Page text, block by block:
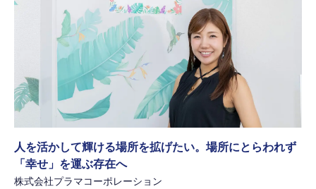
人を活かして輝ける場所を拡げたい。場所にとらわれず
「幸せ」を運ぶ存在へ
株式会社プラマコーポレーション